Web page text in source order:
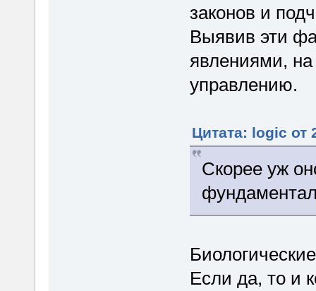
законов и
Выявив эти
явлениями,
управлению.
Цитата: logic от
Скорее уж
Если да, то и